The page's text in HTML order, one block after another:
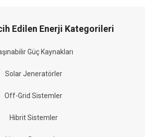
Edilen Enerji Kategorileri
Güç Kaynakları
Solar Jeneratörler
Off-Grid Sistemler
Hibrit Sistemler